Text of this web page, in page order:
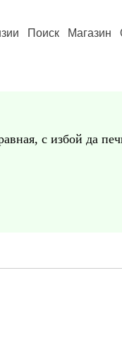
Поиск Магазин
с избой да